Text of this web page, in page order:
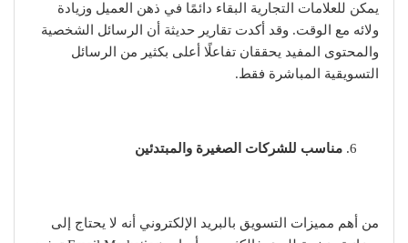
يمكن للعلامات التجارية البقاء دائمًا في ذهن العميل وزيادة
ولائه مع الوقت. وقد أكدت تقارير حديثة أن الرسائل الشخصية
والمحتوى المفيد يحققان تفاعلًا أعلى بكثير من الرسائل
التسويقية المباشرة فقط.
مناسب للشركات الصغيرة والمبتدئين
من أهم مميزات التسويق بالبريد الإلكتروني أنه لا يحتاج إلى